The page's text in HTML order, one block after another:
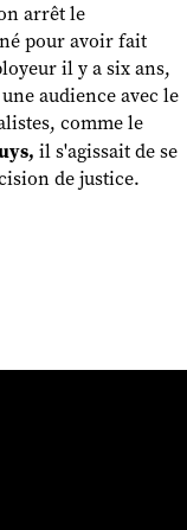
arrêt le
pour avoir fait
il y a six ans,
audience avec le
comme le
il s'agissait de se
de justice.